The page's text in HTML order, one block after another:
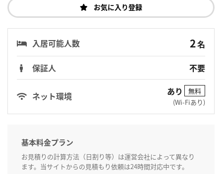
お気に入り登録
入居可能人数 2名
保証人
不要
ネット環境 あり
無料
(Wi-Fiあり)
基本料金プラン
お見積りの計算方法（日割り等）は運営会社によって異なり
ます。当サイトからの見積もり依頼は24時間対応中です。